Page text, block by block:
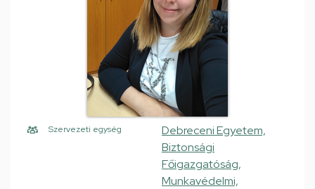
Szervezeti egység
Debreceni Egyetem,
Biztonsági
Főigazgatóság,
Munkavédelmi,